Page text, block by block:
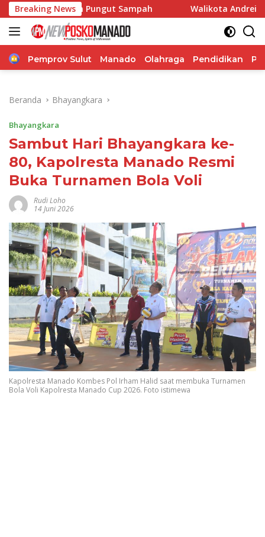
Langsung
ke
konten
Breaking News
Pungut Sampah Walikota Andrei Angouw, Berbaur
Home
Pemprov Sulut Manado Olahraga Pendidikan
Beranda Bhayangkara
Bhayangkara
Sambut Hari Bhayangkara ke-
80, Kapolresta Manado Resmi
Buka Turnamen Bola Voli
Rudi Loho
14 Juni 2026
Kapolresta Manado Kombes Pol Irham Halid saat membuka Turnamen
Bola Voli Kapolresta Manado Cup 2026. Foto istimewa